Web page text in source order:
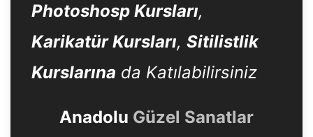
Photoshosp Kursları,
Karikatür Kursları, Sitilistlik
Kurslarına da Katılabilirsiniz
Anadolu Güzel Sanatlar